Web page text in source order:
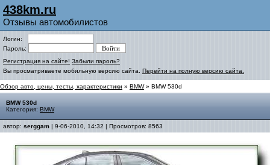
438km.ru
Отзывы автомобилистов
Логин:
Пароль:
Регистрация на сайте! Забыли пароль?
Вы просматриваете мобильную версию сайта. Перейти на полную версию сайта.
Обзор авто, цены, тесты, характеристики » BMW» BMW 530d
BMW 530d
Категория: BMW
автор: serggam | 9-06-2010, 14:32 | Просмотров: 8563